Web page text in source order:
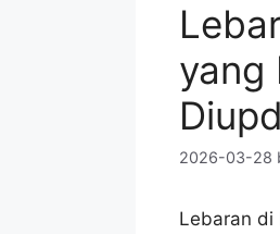
yang
2026-03-28
Lebaran di